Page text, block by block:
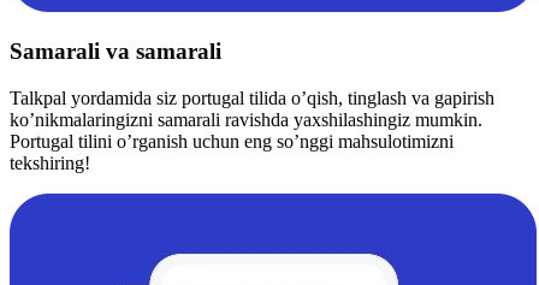
Samarali va samarali
Talkpal yordamida siz portugal tilida o’qish, tinglash va gapirish
ko’nikmalaringizni samarali ravishda yaxshilashingiz mumkin.
Portugal tilini o’rganish uchun eng so’nggi mahsulotimizni
tekshiring!